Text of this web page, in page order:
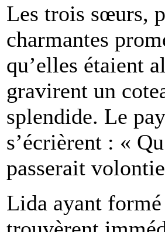
Les trois sœurs,
charmantes
qu’elles étaient
gravirent un
splendide. Le
s’écrièrent : «
passerait
Lida ayant